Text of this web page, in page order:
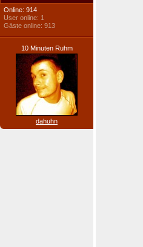
Online: 914
User online: 1
Gäste online: 913
10 Minuten Ruhm
dahuhn